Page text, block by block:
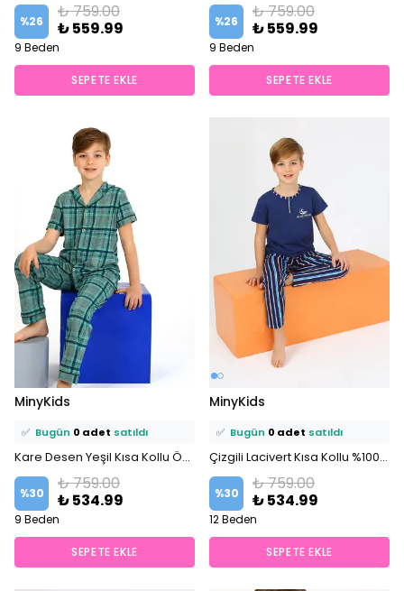
%26
₺ 759.00
₺ 559.99
9 Beden
SEPETE EKLE
%26
₺ 759.00
₺ 559.99
9 Beden
SEPETE EKLE
MinyKids
⭐️ Bu ürünü7 kişifavoriledi!
🛒 0 kişisepetine ekledi!
✅ Bugün 0 adet satıldı
Kare Desen Yeşil Kısa Kollu Önden Düğmeli %100 Pamuklu Erkek Çocuk Pijama Takım
%30
₺ 759.00
₺ 534.99
9 Beden
SEPETE EKLE
MinyKids
🛒 5 kişisepetine ekledi!
✅ Bugün 0 adet satıldı
Çizgili Lacivert Kısa Kollu %100 Pamuklu Erkek Çocuk Pijama Takım
%30
₺ 759.00
₺ 534.99
12 Beden
SEPETE EKLE